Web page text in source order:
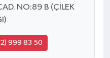
NO:89 B (ÇİLEK
999 83 50